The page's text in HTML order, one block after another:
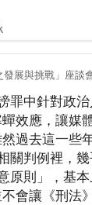
展與挑戰」座談
罪中針對政
效應，讓媒
過去這一些
關判例裡，
原則」，基
會讓《刑法